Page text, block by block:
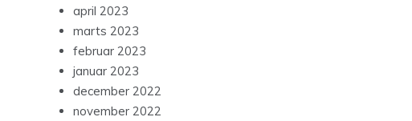
april 2023
marts 2023
februar 2023
januar 2023
december 2022
november 2022